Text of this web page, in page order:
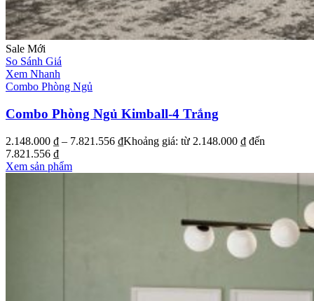
Sale Mới
So Sánh Giá
Xem Nhanh
Combo Phòng Ngủ
Combo Phòng Ngủ Kimball-4 Trắng
2.148.000 ₫ – 7.821.556 ₫Khoảng giá: từ 2.148.000 ₫ đến
7.821.556 ₫
Xem sản phẩm